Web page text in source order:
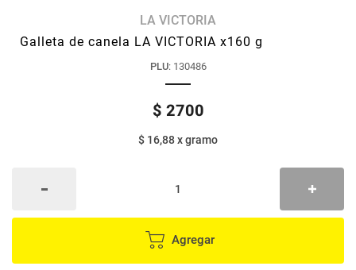
LA VICTORIA
Galleta de canela LA VICTORIA x160 g
PLU: 130486
$ 2700
$ 16,88xgramo
Agregar